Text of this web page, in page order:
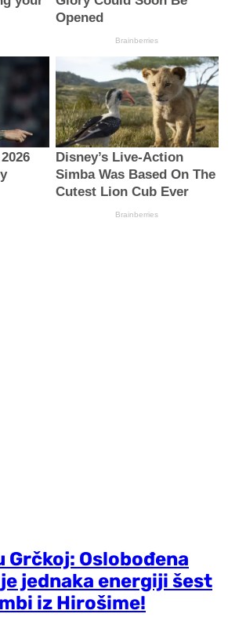
Grčkoj: Oslobođena
jednaka energiji šest
iz Hirošime!